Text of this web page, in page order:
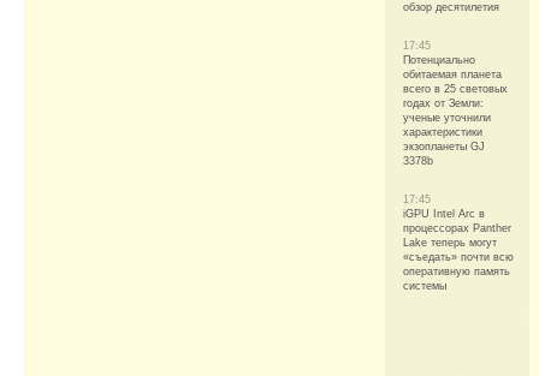
обзор десятилетия
17:45
Потенциально
обитаемая планета
всего в 25 световых
годах от Земли:
ученые уточнили
характеристики
экзопланеты GJ
3378b
17:45
iGPU Intel Arc в
процессорах Panther
Lake теперь могут
«съедать» почти всю
оперативную память
системы